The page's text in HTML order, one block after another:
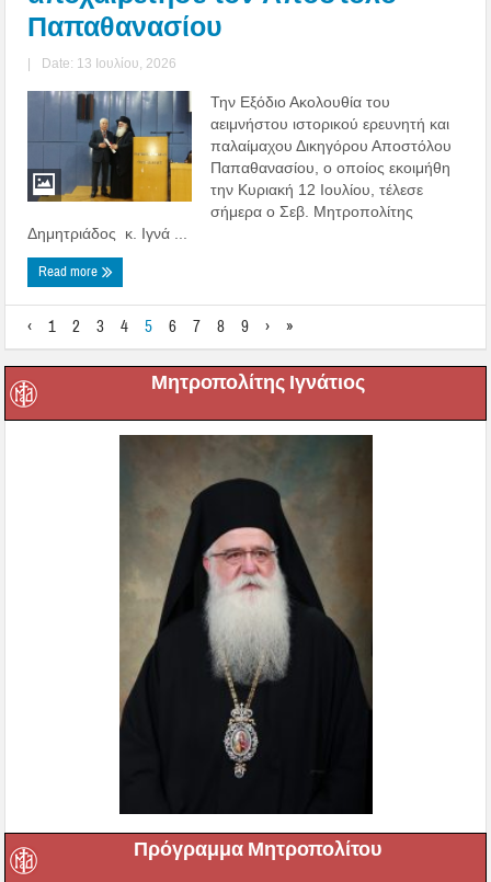
Παπαθανασίου
| Date: 13 Ιουλίου, 2026
Την Εξόδιο Ακολουθία του
αειμνήστου ιστορικού ερευνητή και
παλαίμαχου Δικηγόρου Αποστόλου
Παπαθανασίου, ο οποίος εκοιμήθη
την Κυριακή 12 Ιουλίου, τέλεσε
σήμερα ο Σεβ. Μητροπολίτης
Δημητριάδος κ. Ιγνά ...
Read more
‹ 1 2 3 4 5 6 7 8 9 › »
Μητροπολίτης Ιγνάτιος
Πρόγραμμα Μητροπολίτου